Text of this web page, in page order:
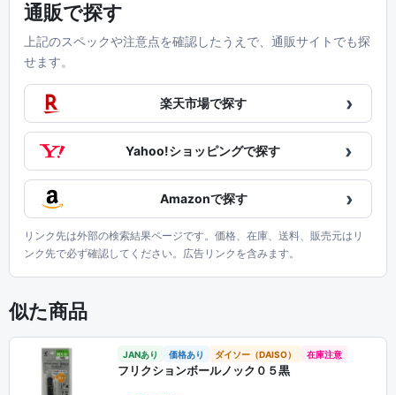
通販で探す
上記のスペックや注意点を確認したうえで、通販サイトでも探
せます。
楽天市場で探す ›
Yahoo!ショッピングで探す ›
Amazonで探す ›
リンク先は外部の検索結果ページです。価格、在庫、送料、販売元はリ
ンク先で必ず確認してください。広告リンクを含みます。
似た商品
JANあり 価格あり ダイソー（DAISO） 在庫注意
フリクションボールノック０５黒